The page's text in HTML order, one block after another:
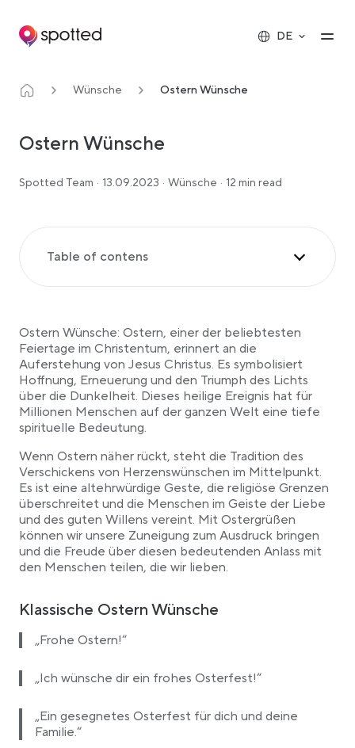
Main navigation
DE
Wünsche Ostern Wünsche
Ostern Wünsche
Spotted Team · 13.09.2023 · Wünsche · 12 min read
Table of contens
Wünsche für die Familie
Freundschaft und Kameradschaft
Ermutigungs- und Hoffnungswünsche
Wachstum und Erneuerung
Lustige Osterwünsche
Ostern Wünsche: Ostern, einer der beliebtesten
Feiertage im Christentum, erinnert an die
Auferstehung von Jesus Christus. Es symbolisiert
Hoffnung, Erneuerung und den Triumph des Lichts
über die Dunkelheit. Dieses heilige Ereignis hat für
Millionen Menschen auf der ganzen Welt eine tiefe
spirituelle Bedeutung.
Wenn Ostern näher rückt, steht die Tradition des
Verschickens von Herzenswünschen im Mittelpunkt.
Es ist eine altehrwürdige Geste, die religiöse Grenzen
überschreitet und die Menschen im Geiste der Liebe
und des guten Willens vereint. Mit Ostergrüßen
können wir unsere Zuneigung zum Ausdruck bringen
und die Freude über diesen bedeutenden Anlass mit
den Menschen teilen, die wir lieben.
Klassische Ostern Wünsche
„Frohe Ostern!“
„Ich wünsche dir ein frohes Osterfest!“
„Ein gesegnetes Osterfest für dich und deine
Familie.“